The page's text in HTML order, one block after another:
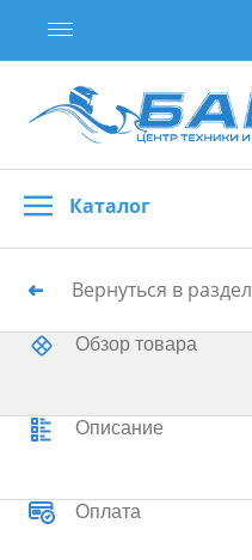
Каталог
Вернуться в раздел
Обзор товара
Описание
Оплата